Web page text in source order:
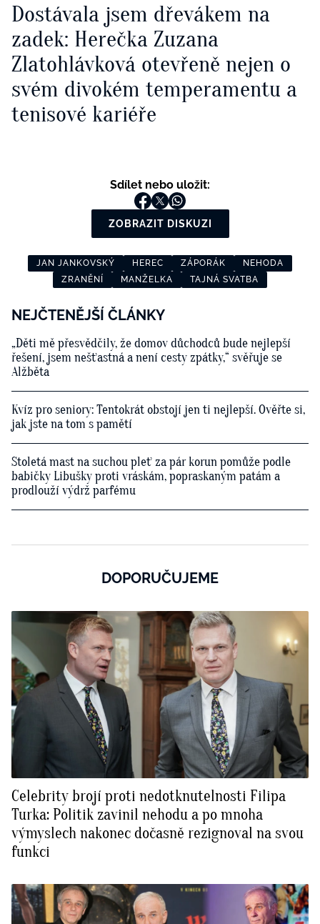
Dostávala jsem dřevákem na
zadek: Herečka Zuzana
Zlatohlávková otevřeně nejen o
svém divokém temperamentu a
tenisové kariéře
Sdílet nebo uložit:
ZOBRAZIT DISKUZI
JAN JANKOVSKÝ HEREC ZÁPORÁK
NEHODA
ZRANĚNÍ
MANŽELKA TAJNÁ SVATBA
NEJČTENĚJŠÍ ČLÁNKY
„Děti mě přesvědčily, že domov důchodců bude nejlepší
řešení, jsem nešťastná a není cesty zpátky,“ svěřuje se
Alžběta
Kvíz pro seniory: Tentokrát obstojí jen ti nejlepší. Ověřte si,
jak jste na tom s pamětí
Stoletá mast na suchou pleť za pár korun pomůže podle
babičky Libušky proti vráskám, popraskaným patám a
prodlouží výdrž parfému
DOPORUČUJEME
Celebrity brojí proti nedotknutelnosti Filipa
Turka: Politik zavinil nehodu a po mnoha
výmyslech nakonec dočasně rezignoval na svou
funkci